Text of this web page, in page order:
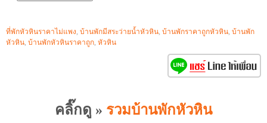
ที่พักหัวหินราคาไม่แพง, บ้านพักมีสระว่ายน้ำหัวหิน, บ้านพักราคาถูกหัวหิน, บ้านพัก
หัวหิน, บ้านพักหัวหินราคาถูก, หัวหิน
คลิ๊กดู » รวมบ้านพักหัวหิน